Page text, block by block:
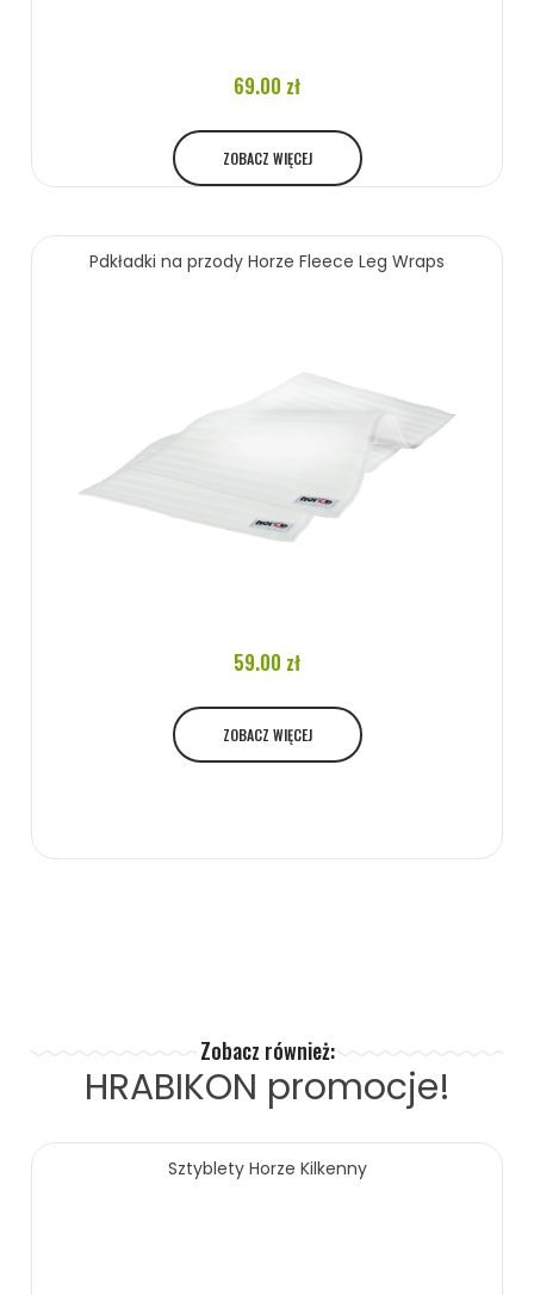
69.00 zł
ZOBACZ WIĘCEJ
Pdkładki na przody Horze Fleece Leg Wraps
59.00 zł
ZOBACZ WIĘCEJ
Zobacz również:
HRABIKON promocje!
Sztyblety Horze Kilkenny